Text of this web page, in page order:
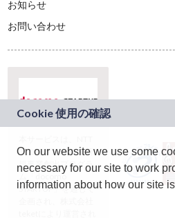
お知らせ
お問い合わせ
ドコモグループの新
規事業創出プログラ
ム「docomo
STARTUP」を通じて
On our website we use some
necessary for our site to work
information about how our site